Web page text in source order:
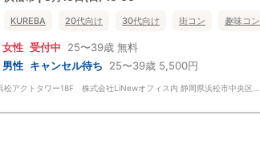
女性無料 静岡県 浜松市
KUREBA 20代向け 30代向け 街コン 趣味コン
女性 受付中 25〜39歳 無料
男性 キャンセル待ち 25〜39歳 5,500円
浜松アクトタワー18F 株式会社LiNewオフィス内 静岡県浜松市中央区板屋町111-2 浜松アクトタワー18F